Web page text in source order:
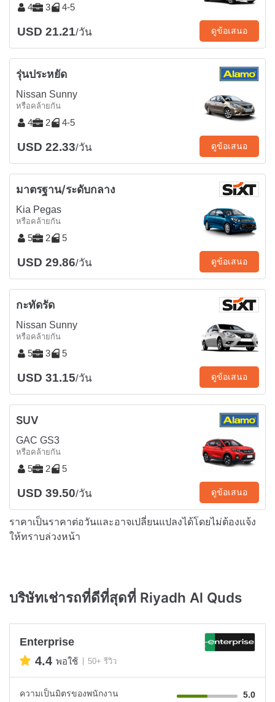
4 3 4-5
USD 21.21/วัน ดูข้อเสนอ
รุ่นประหยัด
Nissan Sunny
หรือคล้ายกัน
4 2 4-5
USD 22.33/วัน ดูข้อเสนอ
มาตรฐาน/ระดับกลาง
Kia Pegas
หรือคล้ายกัน
5 2 5
USD 29.86/วัน ดูข้อเสนอ
กะทัดรัด
Nissan Sunny
หรือคล้ายกัน
5 3 5
USD 31.15/วัน ดูข้อเสนอ
SUV
GAC GS3
หรือคล้ายกัน
5 2 5
USD 39.50/วัน ดูข้อเสนอ
ราคาเป็นราคาต่อวันและอาจเปลี่ยนแปลงได้โดยไม่ต้องแจ้ง
ให้ทราบล่วงหน้า
บริษัทเช่ารถที่ดีที่สุดที่ Riyadh Al Quds
Enterprise
4.4 พอใช้ 50+ รีวิว
ความเป็นมิตรของพนักงาน 5.0